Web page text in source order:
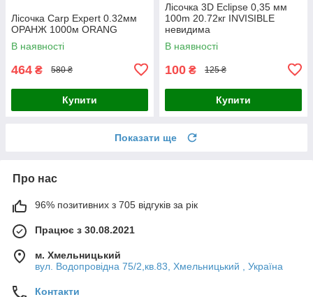
Лісочка Carp Expert 0.32мм
ОРАНЖ 1000м ORANG
В наявності
464 ₴ 580 ₴
Купити
Лісочка 3D Eclipse 0,35 мм
100m 20.72кг INVISIBLE
невидима
В наявності
100 ₴ 125 ₴
Купити
Показати ще
Про нас
96% позитивних з 705 відгуків за рік
Працює з 30.08.2021
м. Хмельницький
вул. Водопровідна 75/2,кв.83, Хмельницький , Україна
Контакти